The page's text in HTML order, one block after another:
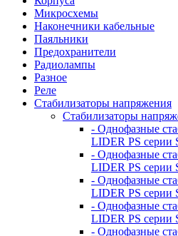
Микросхемы
Наконечники кабельные
Паяльники
Предохранители
Радиолампы
Разное
Реле
Стабилизаторы напряжения
Стабилизаторы
- Однофазные
LIDER PS серии
- Однофазные
LIDER PS серии
- Однофазные
LIDER PS серии
- Однофазные
LIDER PS серии
- Однофазные